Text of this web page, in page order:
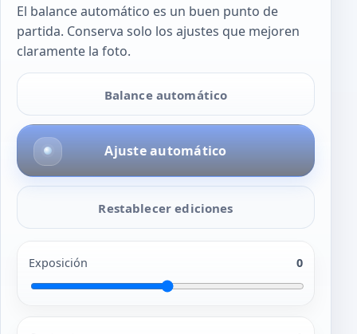
El balance automático es un buen punto de
partida. Conserva solo los ajustes que mejoren
claramente la foto.
Balance automático
Ajuste automático
Restablecer ediciones
Exposición 0